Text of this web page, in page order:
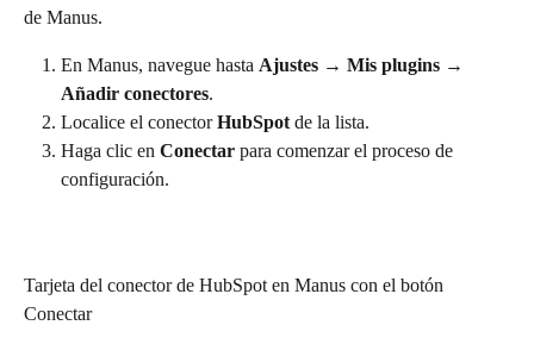
de Manus.
En Manus, navegue hasta Ajustes → Mis plugins →
Añadir conectores.
Localice el conector HubSpot de la lista.
Haga clic en Conectar para comenzar el proceso de
configuración.
Tarjeta del conector de HubSpot en Manus con el botón
Conectar